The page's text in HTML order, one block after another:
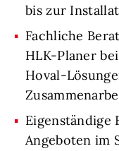
bis zur
Fachliche
HLK-Planer
Hoval-
Eigenständige
Angeboten im